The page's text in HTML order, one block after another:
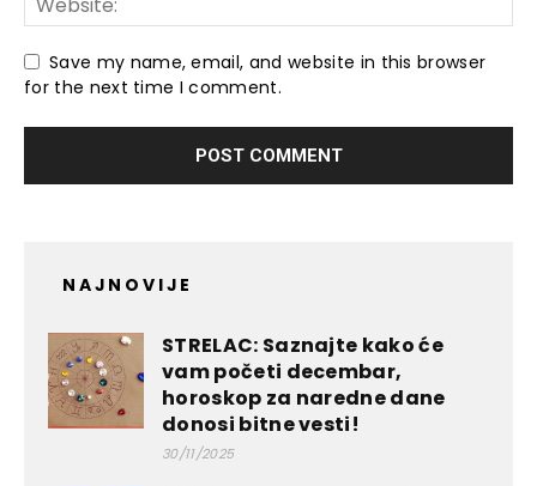
Save my name, email, and website in this browser
for the next time I comment.
NAJNOVIJE
STRELAC: Saznajte kako će
vam početi decembar,
horoskop za naredne dane
donosi bitne vesti!
30/11/2025